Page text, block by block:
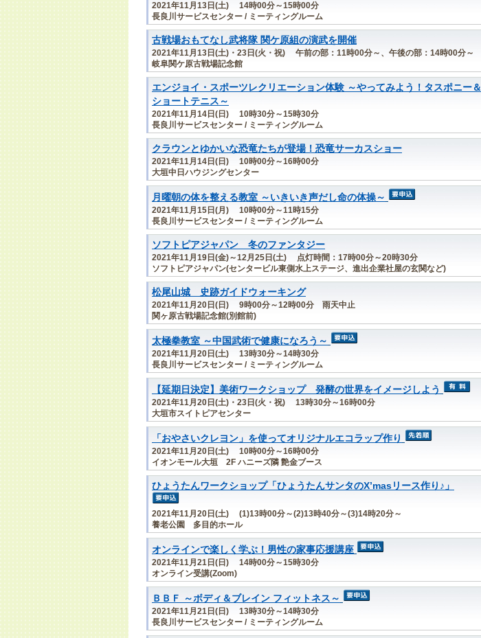
2021年11月13日(土) 14時00分～15時00分
長良川サービスセンター / ミーティングルーム
古戦場おもてなし武将隊 関ケ原組の演武を開催
2021年11月13日(土)・23日(火・祝) 午前の部：11時00分～、午後の部：14時00分～
岐阜関ケ原古戦場記念館
エンジョイ・スポーツレクリエーション体験 ～やってみよう！タスポニー＆
ショートテニス～
2021年11月14日(日) 10時30分～15時30分
長良川サービスセンター / ミーティングルーム
クラウンとゆかいな恐竜たちが登場！恐竜サーカスショー
2021年11月14日(日) 10時00分～16時00分
大垣中日ハウジングセンター
月曜朝の体を整える教室 ～いきいき声だし命の体操～
2021年11月15日(月) 10時00分～11時15分
長良川サービスセンター / ミーティングルーム
ソフトピアジャパン 冬のファンタジー
2021年11月19日(金)～12月25日(土) 点灯時間：17時00分～20時30分
ソフトピアジャパン(センタービル東側水上ステージ、進出企業社屋の玄関など)
松尾山城 史跡ガイドウォーキング
2021年11月20日(日) 9時00分～12時00分 雨天中止
関ヶ原古戦場記念館(別館前)
太極拳教室 ～中国武術で健康になろう～
2021年11月20日(土) 13時30分～14時30分
長良川サービスセンター / ミーティングルーム
【延期日決定】美術ワークショップ 発酵の世界をイメージしよう
2021年11月20日(土)・23日(火・祝) 13時30分～16時00分
大垣市スイトピアセンター
「おやさいクレヨン」を使ってオリジナルエコラップ作り
2021年11月20日(土) 10時00分～16時00分
イオンモール大垣 2F ハニーズ隣 艶金ブース
ひょうたんワークショップ「ひょうたんサンタのX’masリース作り♪」
2021年11月20日(土) (1)13時00分～(2)13時40分～(3)14時20分～
養老公園 多目的ホール
オンラインで楽しく学ぶ！男性の家事応援講座
2021年11月21日(日) 14時00分～15時30分
オンライン受講(Zoom)
ＢＢＦ ～ボディ＆ブレイン フィットネス～
2021年11月21日(日) 13時30分～14時30分
長良川サービスセンター / ミーティングルーム